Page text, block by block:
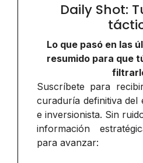
Daily Shot:
Lo que pasó en las
resumido para que
Suscríbete para
curaduría definitiva del
e inversionista. Sin
información
para avanzar: